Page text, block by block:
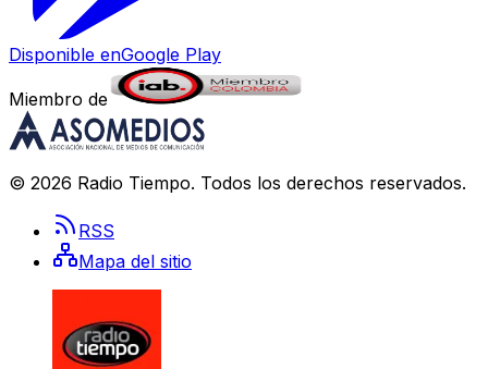
Disponible enGoogle Play
Miembro de
© 2026 Radio Tiempo. Todos los derechos reservados.
RSS
Mapa del sitio